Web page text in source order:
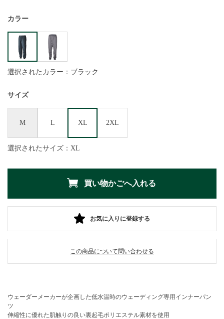
カラー
選択されたカラー：ブラック
サイズ
M L XL 2XL
選択されたサイズ：XL
お気に入りに登録する
この商品について問い合わせる
ウェーダーメーカーが企画した低水温時のウェーディング専用インナーパン
ツ
伸縮性に優れた肌触りの良い裏起毛ポリエステル素材を使用